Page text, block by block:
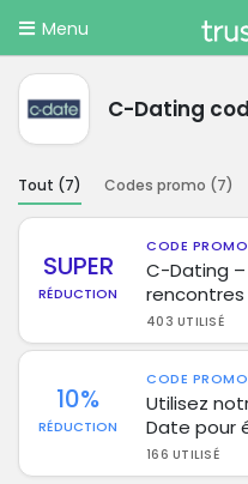
Menu
C-Dating
Tout (7) Codes promo (7)
SUPER
RÉDUCTION
CODE PROMO
C-Dating
403 UTILISÉ
10%
RÉDUCTION
CODE PROMO
Utilisez
Date pour
166 UTILISÉ